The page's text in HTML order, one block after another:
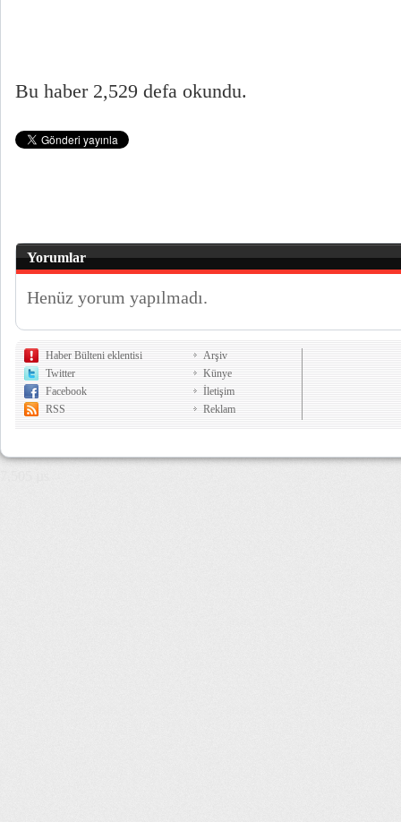
Bu haber 2,529 defa okundu.
Yorumlar
Henüz yorum yapılmadı.
Haber Bülteni eklentisi
Twitter
Facebook
RSS
Arşiv
Künye
İletişim
Reklam